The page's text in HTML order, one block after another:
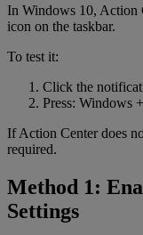
In Windows 10, Action
icon on the taskbar.
To test it:
Click the
Press: Windows
If Action Center does
required.
Method 1:
Settings